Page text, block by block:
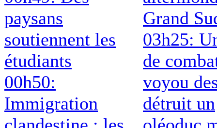
paysans
soutiennent les
étudiants
00h50:
Immigration
Grand
03h25:
de
voyou
détruit un